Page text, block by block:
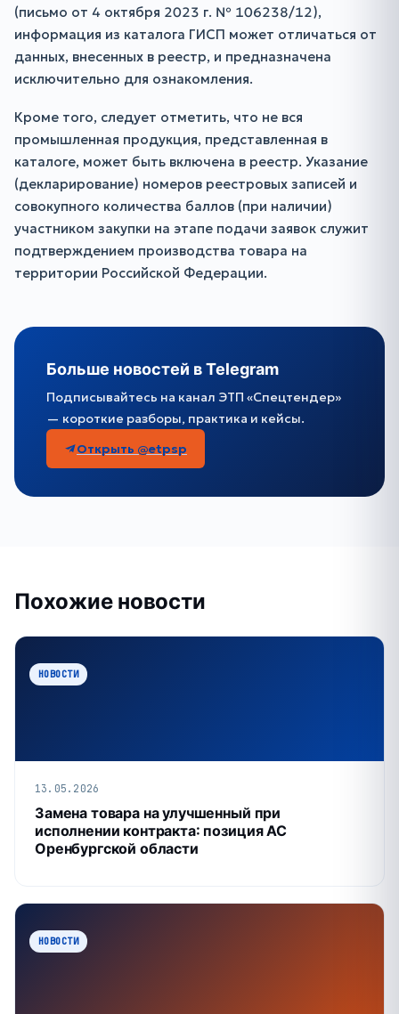
(письмо от 4 октября 2023 г. № 106238/12),
информация из каталога ГИСП может отличаться от
данных, внесенных в реестр, и предназначена
исключительно для ознакомления.
Кроме того, следует отметить, что не вся
промышленная продукция, представленная в
каталоге, может быть включена в реестр. Указание
(декларирование) номеров реестровых записей и
совокупного количества баллов (при наличии)
участником закупки на этапе подачи заявок служит
подтверждением производства товара на
территории Российской Федерации.
Больше новостей в Telegram
Подписывайтесь на канал ЭТП «Спецтендер»
— короткие разборы, практика и кейсы.
Открыть @etpsp
Похожие новости
НОВОСТИ
13.05.2026
Замена товара на улучшенный при
исполнении контракта: позиция АС
Оренбургской области
НОВОСТИ